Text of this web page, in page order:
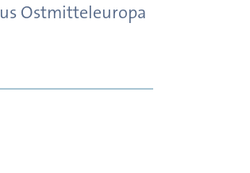
Ostmitteleuropa